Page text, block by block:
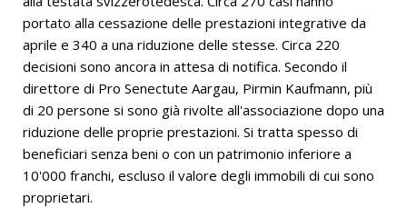
portato alla cessazione delle prestazioni integrative da
aprile e 340 a una riduzione delle stesse. Circa 220
decisioni sono ancora in attesa di notifica. Secondo il
direttore di Pro Senectute Aargau, Pirmin Kaufmann, più
di 20 persone si sono già rivolte all'associazione dopo una
riduzione delle proprie prestazioni. Si tratta spesso di
beneficiari senza beni o con un patrimonio inferiore a
10'000 franchi, escluso il valore degli immobili di cui sono
proprietari.